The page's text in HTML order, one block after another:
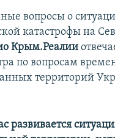
вопросы о
катастрофы на
Крым.Реалии
по вопросам
территорий
развивается